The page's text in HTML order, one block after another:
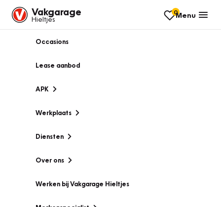
Vakgarage
Hieltjes
0Menu
Occasions
Lease aanbod
APK
Werkplaats
Diensten
Over ons
Werken bij Vakgarage Hieltjes